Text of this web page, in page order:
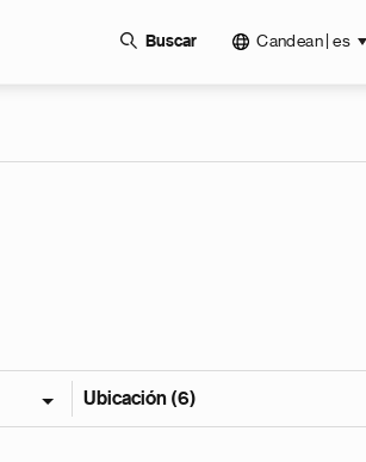
Buscar Candean | es
Ubicación (6)